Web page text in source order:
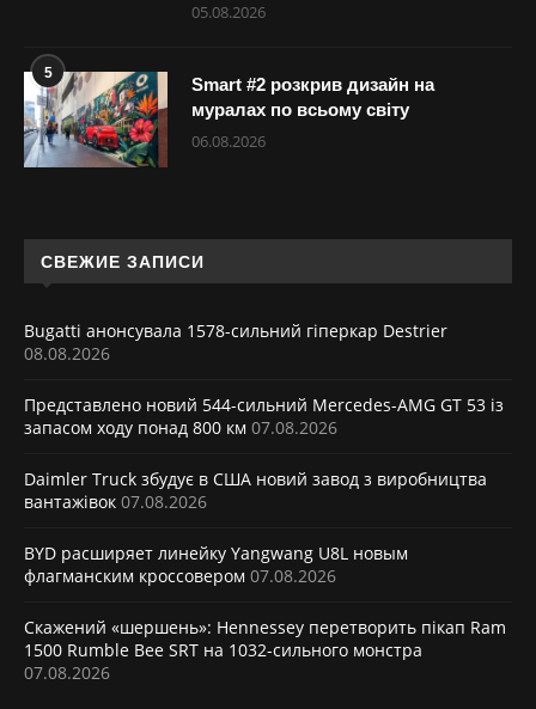
05.08.2026
5
Smart #2 розкрив дизайн на
муралах по всьому світу
06.08.2026
СВЕЖИЕ ЗАПИСИ
Bugatti анонсувала 1578-сильний гіперкар Destrier
08.08.2026
Представлено новий 544-сильний Mercedes-AMG GT 53 із
запасом ходу понад 800 км 07.08.2026
Daimler Truck збудує в США новий завод з виробництва
вантажівок 07.08.2026
BYD расширяет линейку Yangwang U8L новым
флагманским кроссовером 07.08.2026
Скажений «шершень»: Hennessey перетворить пікап Ram
1500 Rumble Bee SRT на 1032-сильного монстра
07.08.2026